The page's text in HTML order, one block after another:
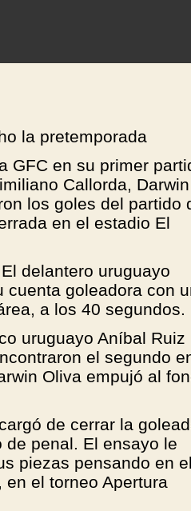
la pretemporada
GFC en su primer
Callorda, Darwin
los goles del partido
en el estadio El
delantero uruguayo
cuenta goleadora con
a los 40 segundos.
uruguayo Aníbal Ruiz
el segundo
Oliva empujó al
de cerrar la
penal. El ensayo le
piezas pensando en el
el torneo Apertura